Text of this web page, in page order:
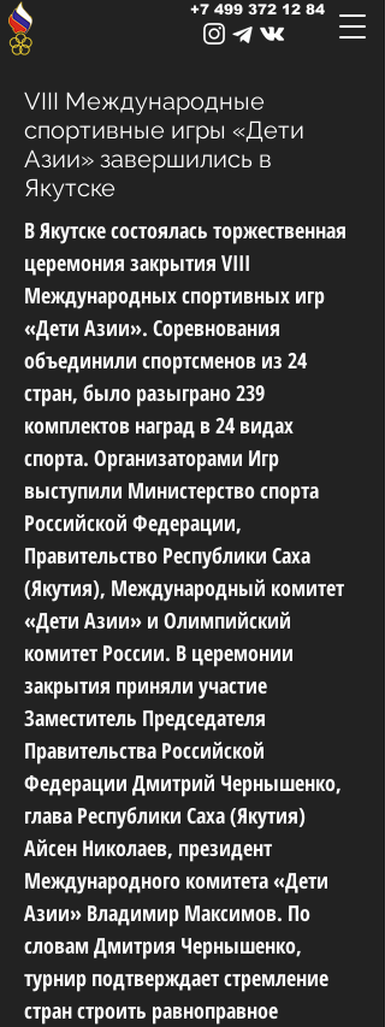
+7 499 372 12 84
VIII Международные
спортивные игры «Дети
Азии» завершились в
Якутске
В Якутске состоялась торжественная
церемония закрытия VIII
Международных спортивных игр
«Дети Азии». Соревнования
объединили спортсменов из 24
стран, было разыграно 239
комплектов наград в 24 видах
спорта. Организаторами Игр
выступили Министерство спорта
Российской Федерации,
Правительство Республики Саха
(Якутия), Международный комитет
«Дети Азии» и Олимпийский
комитет России. В церемонии
закрытия приняли участие
Заместитель Председателя
Правительства Российской
Федерации Дмитрий Чернышенко,
глава Республики Саха (Якутия)
Айсен Николаев, президент
Международного комитета «Дети
Азии» Владимир Максимов. По
словам Дмитрия Чернышенко,
турнир подтверждает стремление
стран строить равноправное